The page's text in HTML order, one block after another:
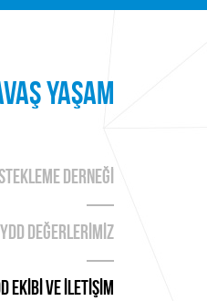
YAŞAM
DERNEĞİ
DEĞERLERİMİZ
EKİBİ ve İLETİŞİM